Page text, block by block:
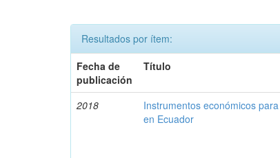
Resultados por ítem:
Fecha de
publicación
Título
2018
Instrumentos económicos
en Ecuador